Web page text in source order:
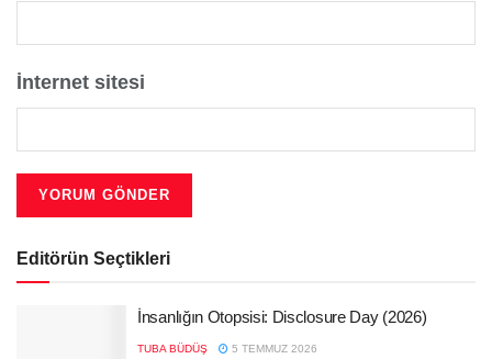
İnternet sitesi
Editörün Seçtikleri
İnsanlığın Otopsisi: Disclosure Day (2026)
TUBA BÜDÜŞ 5 TEMMUZ 2026